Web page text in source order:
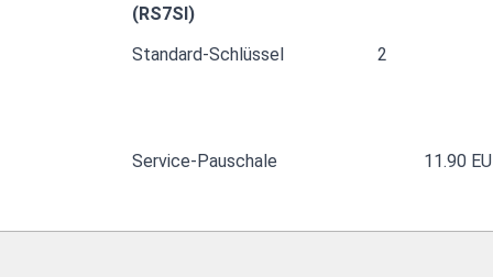
(RS7SI)
Standard-Schlüssel 2
Service-Pauschale 11.90